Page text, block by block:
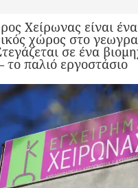
Χείρωνας είναι
χώρος στο
σε ένα
το παλιό εργοστάσιο